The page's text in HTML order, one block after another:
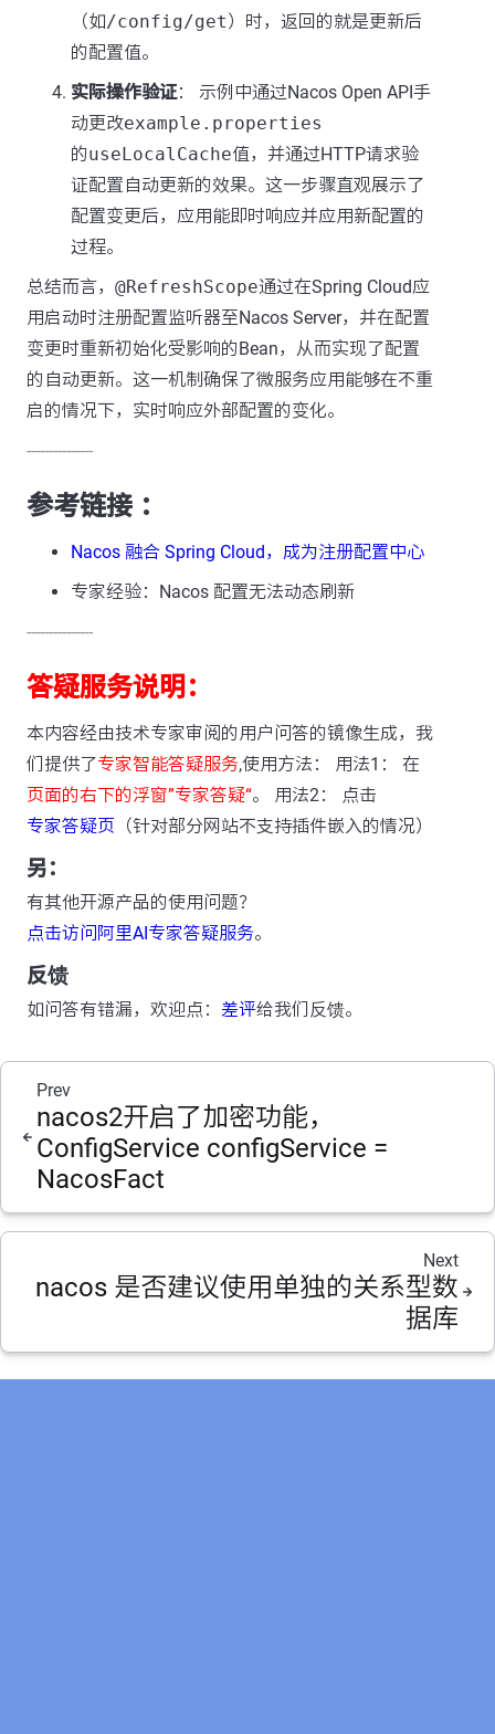
（如/config/get）时，返回的就是更新后
的配置值。
实际操作验证： 示例中通过Nacos Open API手
动更改example.properties
的useLocalCache值，并通过HTTP请求验
证配置自动更新的效果。这一步骤直观展示了
配置变更后，应用能即时响应并应用新配置的
过程。
总结而言， @RefreshScope通过在Spring Cloud应
用启动时注册配置监听器至Nacos Server，并在配置
变更时重新初始化受影响的Bean，从而实现了配置
的自动更新。这一机制确保了微服务应用能够在不重
启的情况下，实时响应外部配置的变化。
---------------
参考链接 ：
Nacos 融合 Spring Cloud，成为注册配置中心
专家经验：Nacos 配置无法动态刷新
---------------
答疑服务说明：
本内容经由技术专家审阅的用户问答的镜像生成，我
们提供了专家智能答疑服务,使用方法： 用法1： 在
页面的右下的浮窗”专家答疑“。 用法2： 点击
专家答疑页 （针对部分网站不支持插件嵌入的情况）
另：
有其他开源产品的使用问题？
点击访问阿里AI专家答疑服务。
反馈
如问答有错漏，欢迎点： 差评给我们反馈。
Prev
nacos2开启了加密功能，
ConfigService configService =
NacosFact
Next
nacos 是否建议使用单独的关系型数
据库